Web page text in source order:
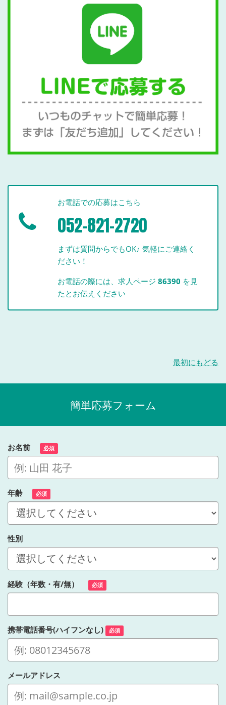
お電話での応募はこちら
052-821-2720
まずは質問からでもOK♪ 気軽にご連絡く
ださい！
お電話の際には、求人ページ86390 を見
たとお伝えください
最初にもどる
簡単応募フォーム
お名前 必須
年齢 必須
性別
経験（年数・有/無） 必須
携帯電話番号(ハイフンなし) 必須
メールアドレス